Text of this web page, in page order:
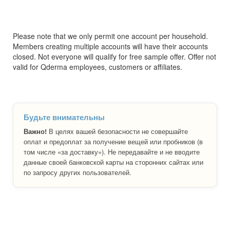
Please note that we only permit one account per household.
Members creating multiple accounts will have their accounts
closed. Not everyone will qualify for free sample offer. Offer not
valid for Qderma employees, customers or affiliates.
Будьте внимательны
Важно! В целях вашей безопасности не совершайте
оплат и предоплат за получение вещей или пробников (в
том числе «за доставку»). Не передавайте и не вводите
данные своей банковской карты на сторонних сайтах или
по запросу других пользователей.